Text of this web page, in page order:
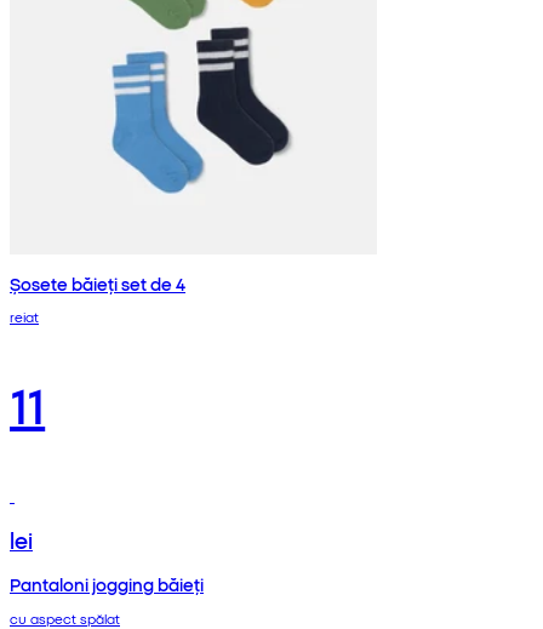
Șosete băieți set de 4
reiat
11
lei
Pantaloni jogging băieți
cu aspect spălat